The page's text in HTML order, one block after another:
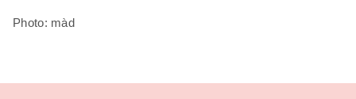
Photo: màd